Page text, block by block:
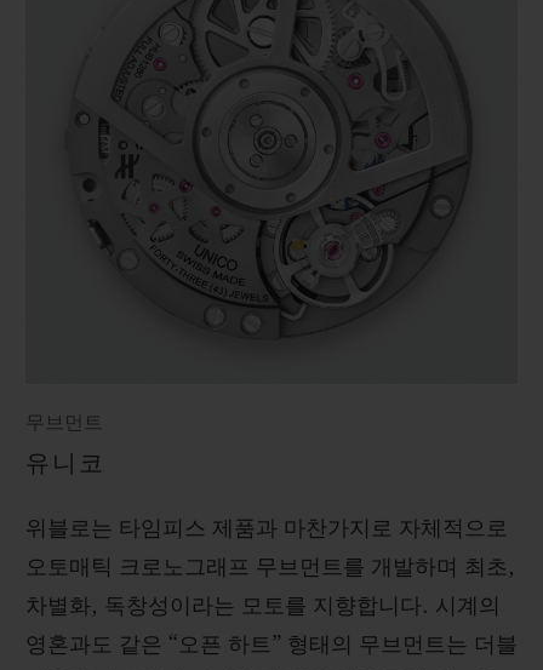
무브먼트
유니코
위블로는 타임피스 제품과 마찬가지로 자체적으로
오토매틱 크로노그래프 무브먼트를 개발하며 최초,
차별화, 독창성이라는 모토를 지향합니다. 시계의
영혼과도 같은 “오픈 하트” 형태의 무브먼트는 더블